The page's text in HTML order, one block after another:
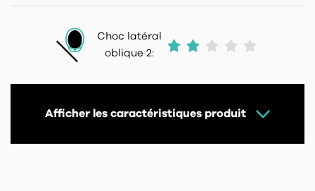
Choc latéral
oblique 2:
Afficher les caractéristiques produit